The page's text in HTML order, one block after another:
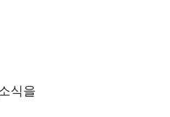
식을